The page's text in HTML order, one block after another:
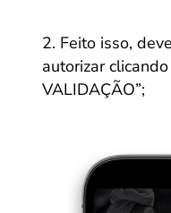
Feito isso,
autorizar
VALIDAÇÃO”;